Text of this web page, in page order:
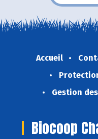
Accueil
Gestion
Biocoop